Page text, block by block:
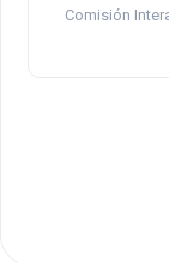
Comisión